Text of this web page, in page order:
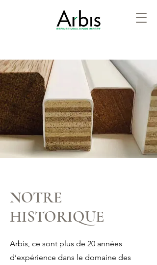
NOTRE
HISTORIQUE
Arbis, ce sont plus de 20 années
d’expérience dans le domaine des